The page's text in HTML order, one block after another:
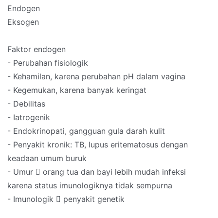
Endogen
Eksogen
Faktor endogen
- Perubahan fisiologik
- Kehamilan, karena perubahan pH dalam vagina
- Kegemukan, karena banyak keringat
- Debilitas
- Iatrogenik
- Endokrinopati, gangguan gula darah kulit
- Penyakit kronik: TB, lupus eritematosus dengan
keadaan umum buruk
- Umur  orang tua dan bayi lebih mudah infeksi
karena status imunologiknya tidak sempurna
- Imunologik  penyakit genetik